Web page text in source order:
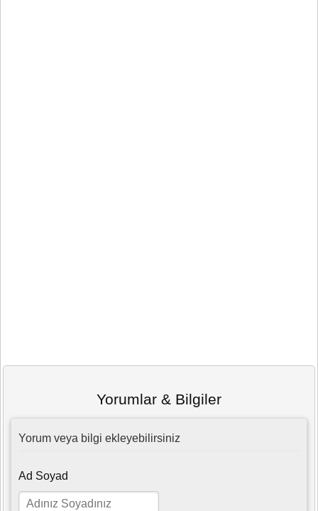
Yorumlar & Bilgiler
Yorum veya bilgi ekleyebilirsiniz
Ad Soyad